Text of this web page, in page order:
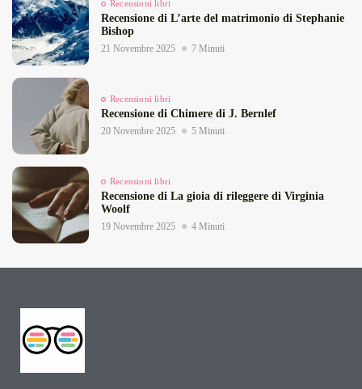
Recensioni libri
Recensione di L’arte del matrimonio di Stephanie
Bishop
21 Novembre 2025 7 Minuti
Recensioni libri
Recensione di Chimere di J. Bernlef
20 Novembre 2025 5 Minuti
Recensioni libri
Recensione di La gioia di rileggere di Virginia
Woolf
19 Novembre 2025 4 Minuti